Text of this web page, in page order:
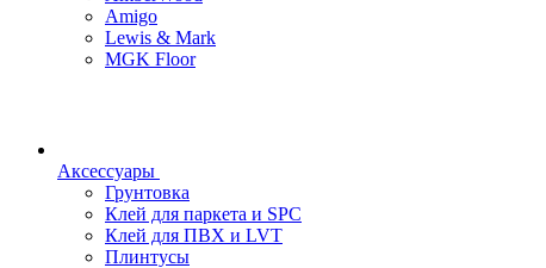
Amigo
Lewis & Mark
MGK Floor
Аксессуары
Грунтовка
Клей для паркета и SPC
Клей для ПВХ и LVT
Плинтусы